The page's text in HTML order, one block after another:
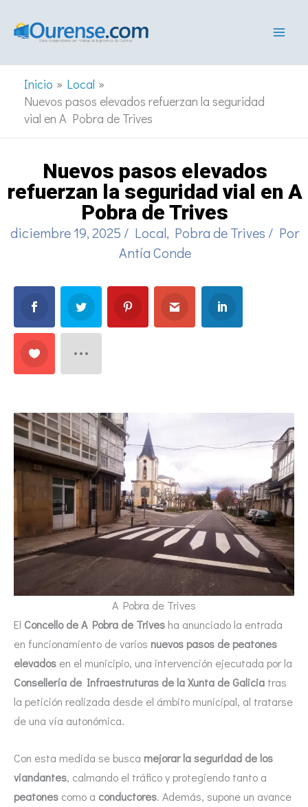
Inicio
Local
Nuevos pasos elevados refuerzan la seguridad
vial en A Pobra de Trives
Nuevos pasos elevados
refuerzan la seguridad vial en A
Pobra de Trives
diciembre 19, 2025 / Local, Pobra de Trives / Por
Antía Conde
A Pobra de Trives
El Concello de A Pobra de Trives ha anunciado la entrada
en funcionamiento de varios nuevos pasos de peatones
elevados en el municipio, una intervención ejecutada por la
Consellería de Infraestruturas de la Xunta de Galicia tras
la petición realizada desde el ámbito municipal, al tratarse
de una vía autonómica.
Con esta medida se busca mejorar la seguridad de los
viandantes, calmando el tráfico y protegiendo tanto a
peatones como a conductores. Además, supone un avance